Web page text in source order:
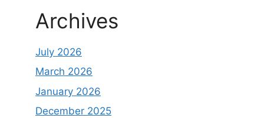
Archives
July 2026
March 2026
January 2026
December 2025